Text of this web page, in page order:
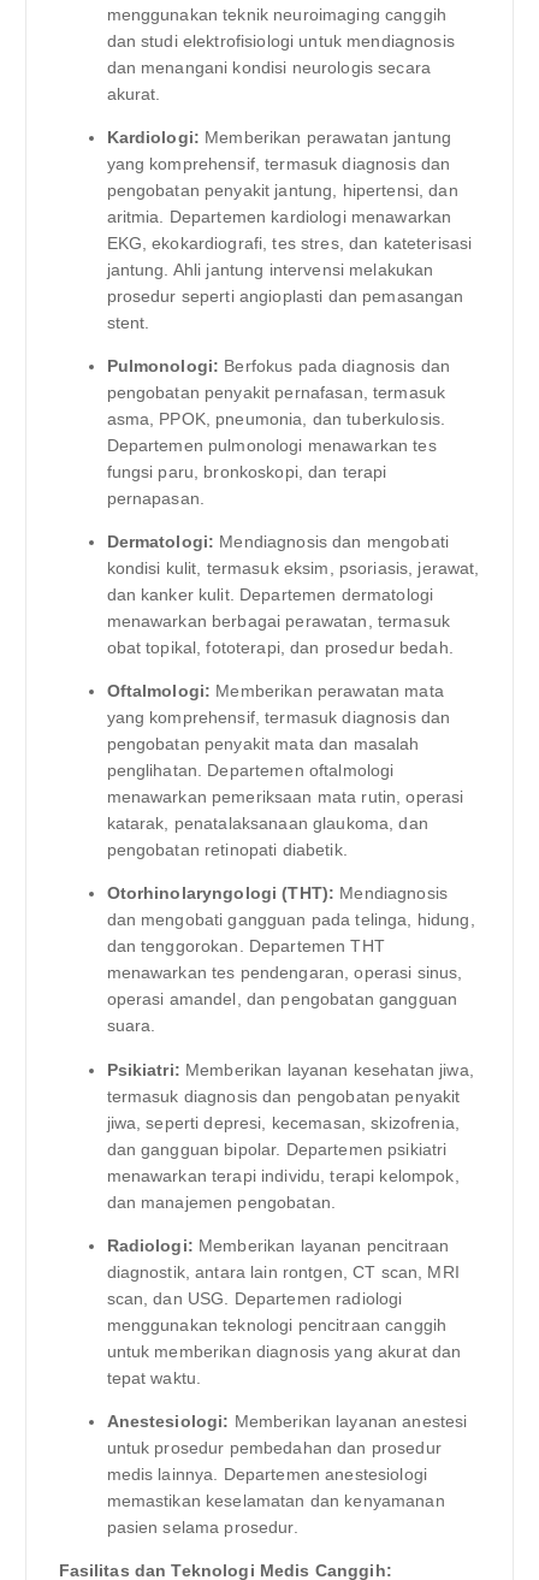
menggunakan teknik neuroimaging canggih
dan studi elektrofisiologi untuk mendiagnosis
dan menangani kondisi neurologis secara
akurat.
Kardiologi: Memberikan perawatan jantung
yang komprehensif, termasuk diagnosis dan
pengobatan penyakit jantung, hipertensi, dan
aritmia. Departemen kardiologi menawarkan
EKG, ekokardiografi, tes stres, dan kateterisasi
jantung. Ahli jantung intervensi melakukan
prosedur seperti angioplasti dan pemasangan
stent.
Pulmonologi: Berfokus pada diagnosis dan
pengobatan penyakit pernafasan, termasuk
asma, PPOK, pneumonia, dan tuberkulosis.
Departemen pulmonologi menawarkan tes
fungsi paru, bronkoskopi, dan terapi
pernapasan.
Dermatologi: Mendiagnosis dan mengobati
kondisi kulit, termasuk eksim, psoriasis, jerawat,
dan kanker kulit. Departemen dermatologi
menawarkan berbagai perawatan, termasuk
obat topikal, fototerapi, dan prosedur bedah.
Oftalmologi: Memberikan perawatan mata
yang komprehensif, termasuk diagnosis dan
pengobatan penyakit mata dan masalah
penglihatan. Departemen oftalmologi
menawarkan pemeriksaan mata rutin, operasi
katarak, penatalaksanaan glaukoma, dan
pengobatan retinopati diabetik.
Otorhinolaryngologi (THT): Mendiagnosis
dan mengobati gangguan pada telinga, hidung,
dan tenggorokan. Departemen THT
menawarkan tes pendengaran, operasi sinus,
operasi amandel, dan pengobatan gangguan
suara.
Psikiatri: Memberikan layanan kesehatan jiwa,
termasuk diagnosis dan pengobatan penyakit
jiwa, seperti depresi, kecemasan, skizofrenia,
dan gangguan bipolar. Departemen psikiatri
menawarkan terapi individu, terapi kelompok,
dan manajemen pengobatan.
Radiologi: Memberikan layanan pencitraan
diagnostik, antara lain rontgen, CT scan, MRI
scan, dan USG. Departemen radiologi
menggunakan teknologi pencitraan canggih
untuk memberikan diagnosis yang akurat dan
tepat waktu.
Anestesiologi: Memberikan layanan anestesi
untuk prosedur pembedahan dan prosedur
medis lainnya. Departemen anestesiologi
memastikan keselamatan dan kenyamanan
pasien selama prosedur.
Fasilitas dan Teknologi Medis Canggih: